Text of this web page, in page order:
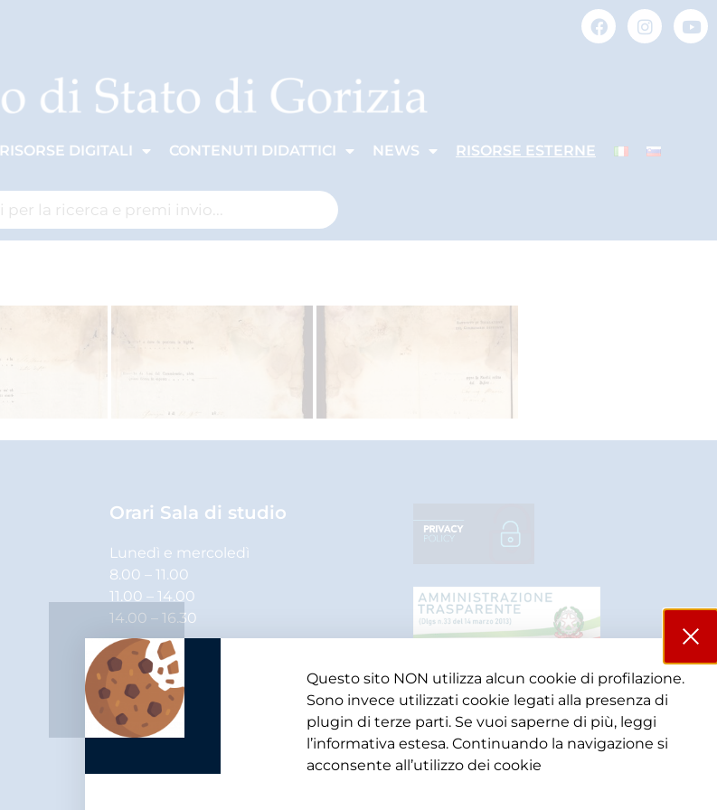
RISORSE DIGITALI CONTENUTI DIDATTICI NEWS RISORSE ESTERNE
Orari Sala di studio
Lunedì e mercoledì
8.00 – 11.00
11.00 – 14.00
14.00 – 16.30
Martedì, giovedì e venerdì
8.00 – 11.00
11.00 – 14.00
Questo sito NON utilizza alcun cookie di profilazione.
Sono invece utilizzati cookie legati alla presenza di
plugin di terze parti. Se vuoi saperne di più, leggi
l’informativa estesa. Continuando la navigazione si
acconsente all’utilizzo dei cookie​